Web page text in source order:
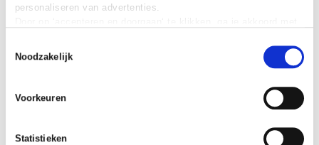
personaliseren van advertenties.
verklaring.
Noodzakelijk
Voorkeuren
Statistieken